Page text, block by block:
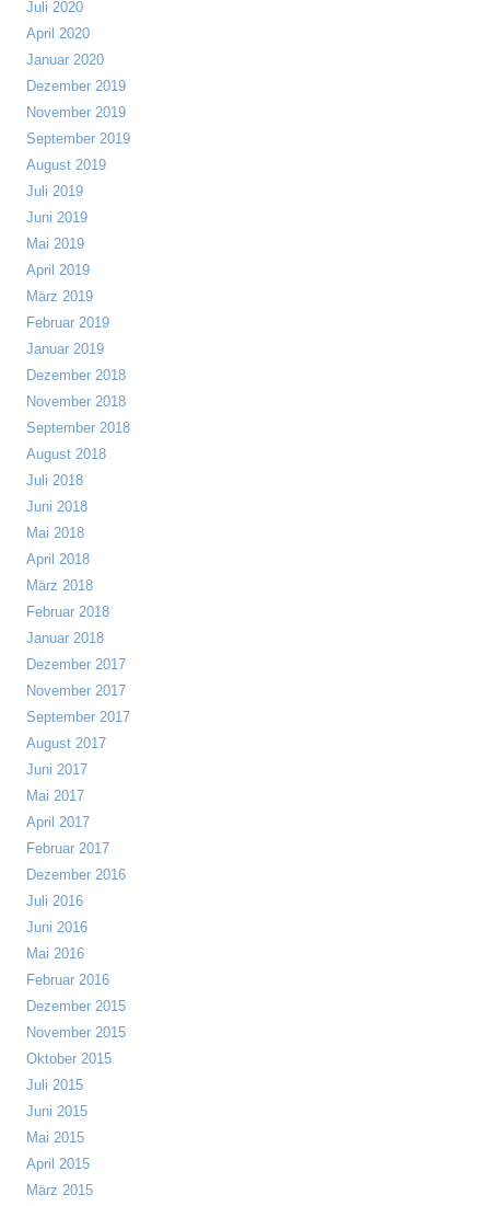
Juli 2020
April 2020
Januar 2020
Dezember 2019
November 2019
September 2019
August 2019
Juli 2019
Juni 2019
Mai 2019
April 2019
März 2019
Februar 2019
Januar 2019
Dezember 2018
November 2018
September 2018
August 2018
Juli 2018
Juni 2018
Mai 2018
April 2018
März 2018
Februar 2018
Januar 2018
Dezember 2017
November 2017
September 2017
August 2017
Juni 2017
Mai 2017
April 2017
Februar 2017
Dezember 2016
Juli 2016
Juni 2016
Mai 2016
Februar 2016
Dezember 2015
November 2015
Oktober 2015
Juli 2015
Juni 2015
Mai 2015
April 2015
März 2015